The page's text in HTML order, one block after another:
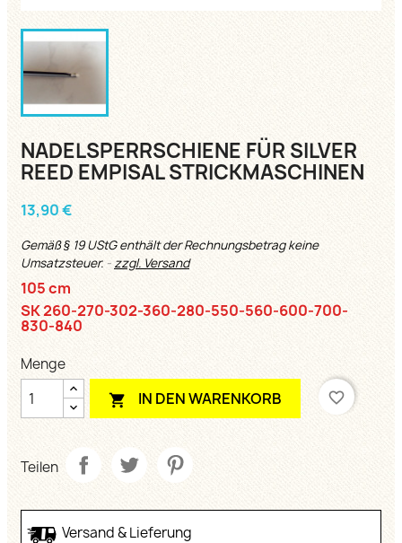
NADELSPERRSCHIENE FÜR SILVER
REED EMPISAL STRICKMASCHINEN
13,90 €
Gemäß § 19 UStG enthält der Rechnungsbetrag keine
Umsatzsteuer.
zzgl. Versand
105 cm
SK 260-270-302-360-280-550-560-600-700-
830-840
Menge
 IN DEN WARENKORB favorite_border
Teilen
Versand & Lieferung